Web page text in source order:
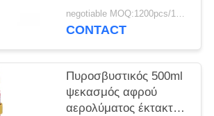
αυτοκινήτων
εσωτερικός
negotiable MOQ:1200pcs/100ctns για κάθε χρώμα
CONTACT
Πυροσβυστικός 500ml
ψεκασμός αφρού
αερολύματος έκτακτης